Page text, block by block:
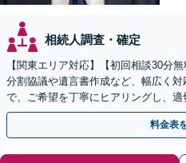
相続人調査・確定
【関東エリア対応】【初回相談30分
分割協議や遺言書作成など、幅広く
で、ご希望を丁寧にヒアリングし、
す。まずは無料相談でお悩みをお聞か
料金表